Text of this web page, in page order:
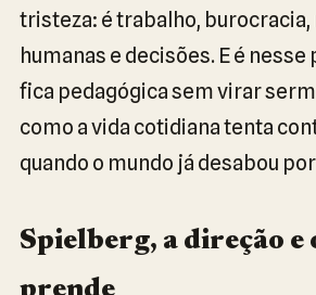
tristeza: é trabalho, burocracia,
humanas e decisões. E é nesse
fica pedagógica sem virar
como a vida cotidiana tenta
quando o mundo já desabou
Spielberg, a direção e